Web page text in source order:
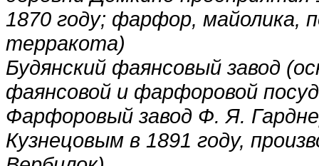
1870 году; фарфор, майолика,
терракота)
Будянский фаянсовый завод
фаянсовой и фарфоровой
Фарфоровый завод Ф. Я.
Кузнецовым в 1891 году,